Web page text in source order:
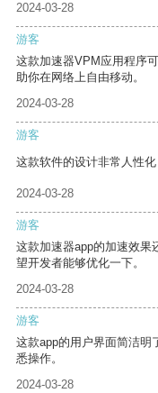
2024-03-28
游客
这款加速器VPM应用程序
助你在网络上自由移动。
2024-03-28
游客
这款软件的设计非常人性化
2024-03-28
游客
这款加速器app的加速效果
望开发者能够优化一下。
2024-03-28
游客
这款app的用户界面简洁明
悉操作。
2024-03-28